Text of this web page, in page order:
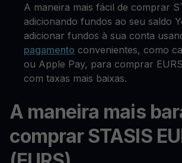
A maneira mais fácil de comprar
adicionando fundos ao seu saldo
adicionar fundos à sua conta
pagamento convenientes, como
ou Apple Pay, para comprar
com taxas mais baixas.
A maneira mais
comprar STASIS